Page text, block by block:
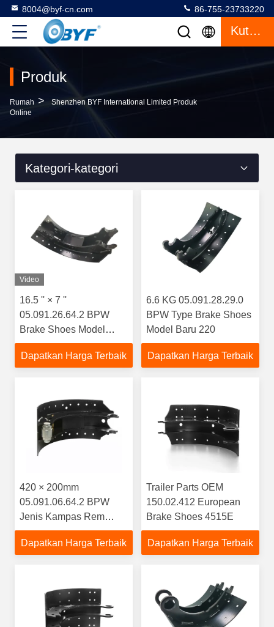
8004@byf-cn.com 86-755-23733220
Kutipan
Produk
Rumah >
Shenzhen BYF International Limited Produk
Online
Kategori-kategori
Video
16.5 '' × 7 ''
05.091.26.64.2 BPW
Brake Shoes Model
Lama 180
Dapatkan Harga Terbaik
6.6 KG 05.091.28.29.0
BPW Type Brake Shoes
Model Baru 220
Dapatkan Harga Terbaik
420 × 200mm
05.091.06.64.2 BPW
Jenis Kampas Rem
Model Lama 200
Dapatkan Harga Terbaik
Trailer Parts OEM
150.02.412 European
Brake Shoes 4515E
Dapatkan Harga Terbaik